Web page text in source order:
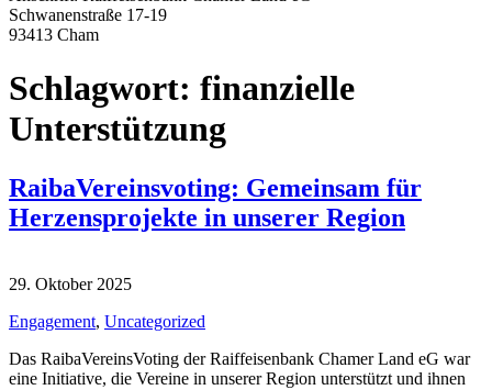
Schwanenstraße 17-19
93413 Cham
Schlagwort: finanzielle
Unterstützung
RaibaVereinsvoting: Gemeinsam für
Herzensprojekte in unserer Region
29. Oktober 2025
Engagement, Uncategorized
Das RaibaVereinsVoting der Raiffeisenbank Chamer Land eG war
eine Initiative, die Vereine in unserer Region unterstützt und ihnen